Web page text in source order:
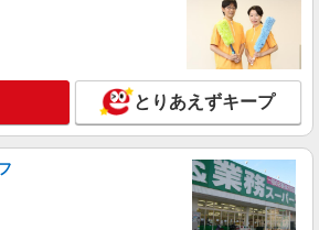
）
配】生鮮食品などチルド商品の仕分け業務
給1272円
馬県館林市
詳細を見る
とりあえずキープ